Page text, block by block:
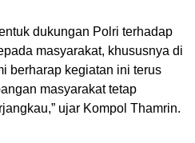
dukungan Polri terhadap
masyarakat, khususnya di
berharap kegiatan ini terus
masyarakat tetap
ujar Kompol Thamrin.